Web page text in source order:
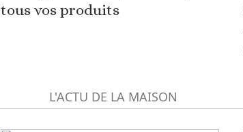
tous vos produits
L'ACTU DE LA MAISON